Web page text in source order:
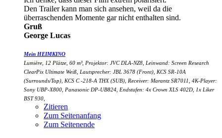
Den Trailer kann man sich ansehen, weil da die
überraschenden Momente gar nicht enthalten sind.
Gruß
George Lucas
Mein HEIMKINO
Lumière, 12 Plätze, 60 m³, Projektor: JVC DLA-NZ8, Leinwand: Screen Research
ClearPix Ultimate Weiß, Lautsprecher: JBL 3678 (Front), KCS SR-10A
(Surrounds/Top), KCS C -218-A THX (SUB), Receiver: Marantz SR7011, 4K-Player:
Sony UBP-X800, Panasonic DP-UB824, Endstufen: 4x Crown XLS 402D, 1x Liker
BST 930,
Zitieren
Zum Seitenanfang
Zum Seitenende